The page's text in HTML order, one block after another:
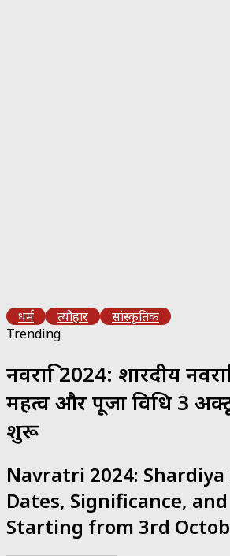
धर्म त्यौहार
सांस्कृतिक
Trending
नवरात्रि 2024: शारदीय
महत्व और पूजा विधि 3
शुरू
Navratri 2024:
Dates, Significance,
Starting from 3rd